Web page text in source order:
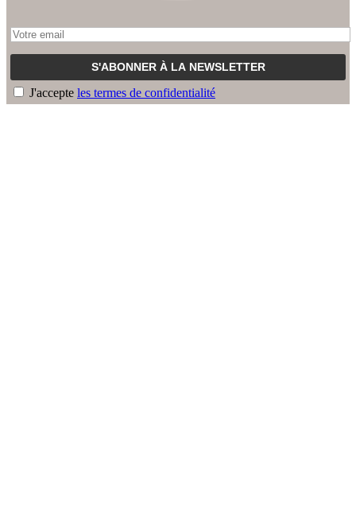
J'accepte les termes de confidentialité